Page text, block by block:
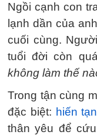
Ngồi cạnh con
lạnh dần của
cuối cùng.
tuổi đời còn
không làm thế
Trong tận cùng
đặc biệt: hiến
thân yêu để